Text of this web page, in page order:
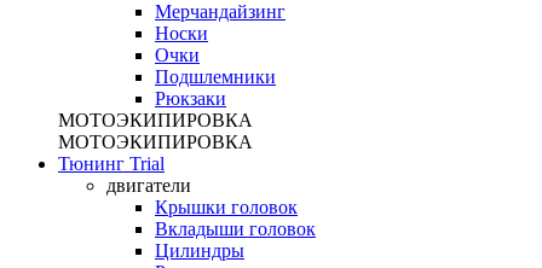
Мерчандайзинг
Носки
Очки
Подшлемники
Рюкзаки
МОТОЭКИПИРОВКА
МОТОЭКИПИРОВКА
Тюнинг Trial
двигатели
Крышки головок
Вкладыши головок
Цилиндры